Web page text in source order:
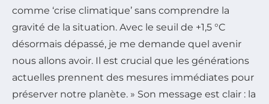
comme ‘crise climatique’ sans comprendre la
gravité de la situation. Avec le seuil de +1,5 °C
désormais dépassé, je me demande quel avenir
nous allons avoir. Il est crucial que les générations
actuelles prennent des mesures immédiates pour
préserver notre planète. » Son message est clair : la